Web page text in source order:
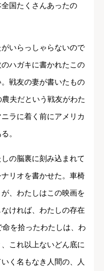
国たくさんあったの
がいらっしゃらないので
ハガキに書かれたこの
戦友の妻が書いたもの
夫だという戦友がわた
ラに着く前にアメリカ
。
の脳裏に刻み込まれて
リオを書かせた。車椅
、わたしはこの映画を
ければ、わたしの存在
を拾ったわたしは、わ
これ以上ないどん底に
く名もなき人間の、人